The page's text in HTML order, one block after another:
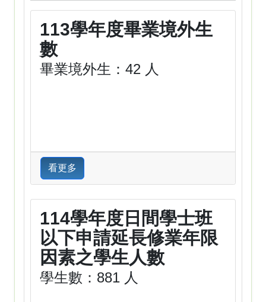
113學年度畢業境外生
數
畢業境外生：42 人
看更多
114學年度日間學士班
以下申請延長修業年限
因素之學生人數
學生數：881 人